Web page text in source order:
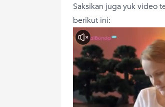
Saksikan juga yuk video
berikut ini: